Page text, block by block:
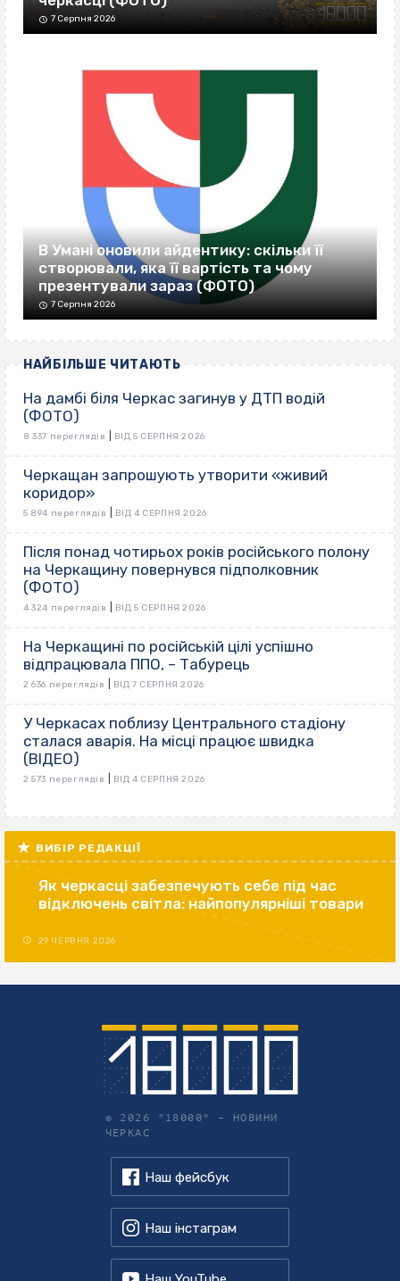
7 Серпня 2026
В Умані оновили айдентику: скільки її
створювали, яка її вартість та чому
презентували зараз (ФОТО)
7 Серпня 2026
НАЙБІЛЬШЕ ЧИТАЮТЬ
На дамбі біля Черкас загинув у ДТП водій
(ФОТО)
8 337 переглядів ВІД 5 СЕРПНЯ 2026
Черкащан запрошують утворити «живий
коридор»
5 894 переглядів ВІД 4 СЕРПНЯ 2026
Після понад чотирьох років російського полону
на Черкащину повернувся підполковник
(ФОТО)
4 324 переглядів ВІД 5 СЕРПНЯ 2026
На Черкащині по російській цілі успішно
відпрацювала ППО, – Табурець
2 636 переглядів ВІД 7 СЕРПНЯ 2026
У Черкасах поблизу Центрального стадіону
сталася аварія. На місці працює швидка
(ВІДЕО)
2 573 переглядів ВІД 4 СЕРПНЯ 2026
ВИБІР РЕДАКЦІЇ
Як черкасці забезпечують себе під час
відключень світла: найпопулярніші товари
29 ЧЕРВНЯ 2026
© 2026 "18000" – НОВИНИ
ЧЕРКАС
Наш фейсбук
Наш інстаграм